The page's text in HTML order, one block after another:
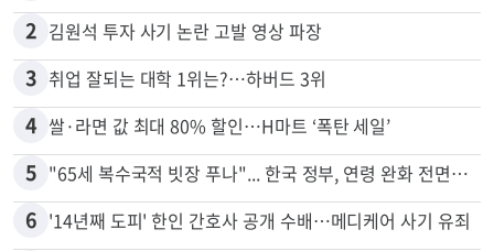
2 김원석 투자 사기 논란 고발 영상 파장
3 취업 잘되는 대학 1위는?…하버드 3위
4 쌀·라면 값 최대 80% 할인…H마트 ‘폭탄 세일’
5 "65세 복수국적 빗장 푸나"... 한국 정부, 연령 완화 전면 추진
6 '14년째 도피' 한인 간호사 공개 수배…메디케어 사기 유죄